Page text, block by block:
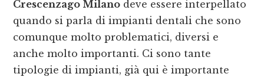
Crescenzago Milano deve essere interpellato
quando si parla di impianti dentali che sono
comunque molto problematici, diversi e
anche molto importanti. Ci sono tante
tipologie di impianti, già qui è importante